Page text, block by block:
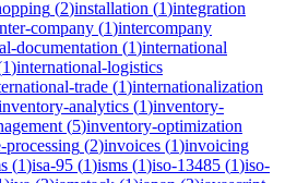
(2)installation (1)integration
company (1)intercompany
documentation (1)international
1)international-logistics
trade (1)internationalization
analytics (1)inventory-
(5)inventory-optimization
processing (2)invoices (1)invoicing
(1)isa-95 (1)isms (1)iso-13485 (1)iso-